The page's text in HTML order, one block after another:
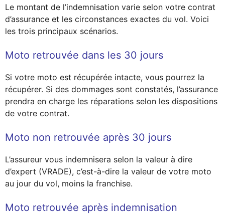
Le montant de l’indemnisation varie selon votre contrat
d’assurance et les circonstances exactes du vol. Voici
les trois principaux scénarios.
Moto retrouvée dans les 30 jours
Si votre moto est récupérée intacte, vous pourrez la
récupérer. Si des dommages sont constatés, l’assurance
prendra en charge les réparations selon les dispositions
de votre contrat.
Moto non retrouvée après 30 jours
L’assureur vous indemnisera selon la valeur à dire
d’expert (VRADE), c’est-à-dire la valeur de votre moto
au jour du vol, moins la franchise.
Moto retrouvée après indemnisation